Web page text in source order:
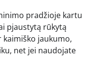
pradžioje kartu
pjaustytą rūkytą
kaimiško jaukumo,
net jei naudojate